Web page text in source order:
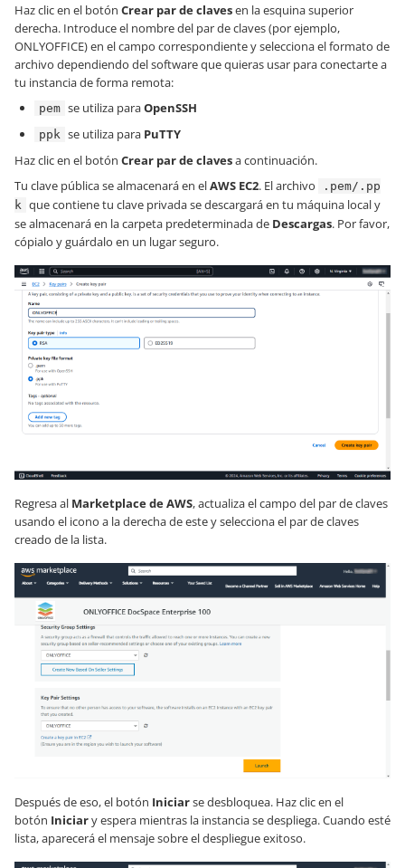
Haz clic en el botón Crear par de clavesen la esquina superior
derecha. Introduce el nombre del par de claves (por ejemplo,
ONLYOFFICE) en el campo correspondiente y selecciona el formato de
archivo dependiendo del software que quieras usar para conectarte a
tu instancia de forma remota:
pem se utiliza paraOpenSSH
ppk se utiliza para PuTTY
Haz clic en el botón Crear par de clavesa continuación.
Tu clave pública se almacenará en elAWS EC2. El archivo
.pem/.pp
k que contiene tu clave privada se descargará en tu máquina local y
se almacenará en la carpeta predeterminada de Descargas. Por favor,
cópialo y guárdalo en un lugar seguro.
Regresa al Marketplace de AWS, actualiza el campo del par de claves
usando el icono a la derecha de este y selecciona el par de claves
creado de la lista.
Después de eso, el botón Iniciarse desbloquea. Haz clic en el
botón Iniciary espera mientras la instancia se despliega. Cuando esté
lista, aparecerá el mensaje sobre el despliegue exitoso.